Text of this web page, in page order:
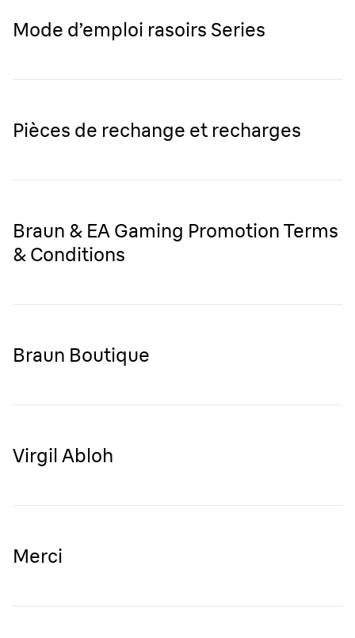
Mode d’emploi rasoirs Series
Pièces de rechange et recharges
Braun & EA Gaming Promotion Terms
& Conditions
Braun Boutique
Virgil Abloh
Merci